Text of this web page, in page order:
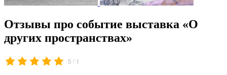
Отзывы про событие выставка «О
других пространствах»
5 / 1